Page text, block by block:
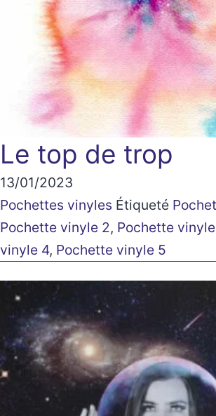
Le top de trop
13/01/2023
Pochettes vinyles Étiqueté
Pochette vinyle 2, Pochette
vinyle 4, Pochette vinyle 5